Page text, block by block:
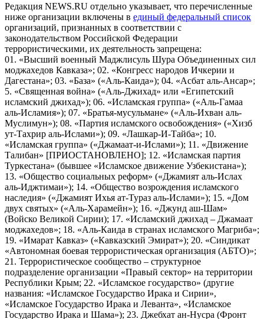
Редакция NEWS.RU отдельно указывает, что перечисленные
ниже организации включены в единый федеральный список
организаций, признанных в соответствии с
законодательством Российской Федерации
террористическими, их деятельность запрещена:
01. «Высший военный Маджлисуль Шура Объединенных сил
моджахедов Кавказа»; 02. «Конгресс народов Ичкерии и
Дагестана»; 03. «База» («Аль-Каида»); 04. «Асбат аль-Ансар»;
5. «Священная война» («Аль-Джихад» или «Египетский
исламский джихад»); 06. «Исламская группа» («Аль-Гамаа
аль-Исламия»); 07. «Братья-мусульмане» («Аль-Ихван аль-
Муслимун»); 08. «Партия исламского освобождения» («Хизб
ут-Тахрир аль-Ислами»); 09. «Лашкар-И-Тайба»; 10.
«Исламская группа» («Джамаат-и-Ислами»); 11. «Движение
Талибан» [ПРИОСТАНОВЛЕНО]; 12. «Исламская партия
Туркестана» (бывшее «Исламское движение Узбекистана»);
13. «Общество социальных реформ» («Джамият аль-Ислах
аль-Иджтимаи»); 14. «Общество возрождения исламского
наследия» («Джамият Ихья ат-Тураз аль-Ислами»); 15. «Дом
двух святых» («Аль-Харамейн»); 16. «Джунд аш-Шам»
(Войско Великой Сирии); 17. «Исламский джихад – Джамаат
моджахедов»; 18. «Аль-Каида в странах исламского Магриба»;
19. «Имарат Кавказ» («Кавказский Эмират»); 20. «Синдикат
«Автономная боевая террористическая организация (АБТО)»;
21. Террористическое сообщество – структурное
подразделение организации «Правый сектор» на территории
Республики Крым; 22. «Исламское государство» (другие
названия: «Исламское Государство Ирака и Сирии»,
«Исламское Государство Ирака и Леванта», «Исламское
Государство Ирака и Шама»); 23. Джебхат ан-Нусра (Фронт